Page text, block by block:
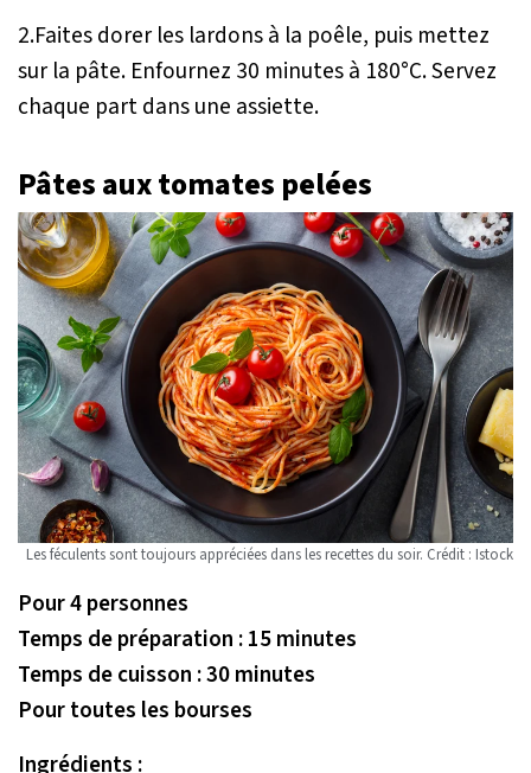
2.Faites dorer les lardons à la poêle, puis mettez
sur la pâte. Enfournez 30 minutes à 180°C. Servez
chaque part dans une assiette.
Pâtes aux tomates pelées
Les féculents sont toujours appréciées dans les recettes du soir. Crédit : Istock
Pour 4 personnes
Temps de préparation : 15 minutes
Temps de cuisson : 30 minutes
Pour toutes les bourses
Ingrédients :